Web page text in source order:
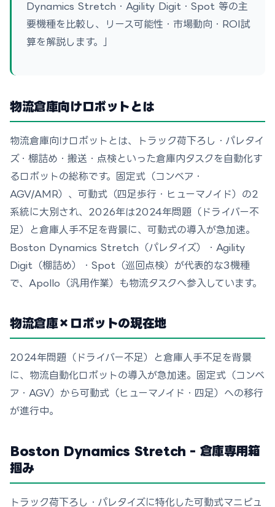
Dynamics Stretch・Agility Digit・Spot 等の主
要機種を比較し、リース可能性・市場動向・ROI試
算を解説します。」
物流倉庫向けロボットとは
物流倉庫向けロボットとは、トラック荷下ろし・パレタイ
ズ・棚詰め・搬送・点検といった倉庫内タスクを自動化す
るロボットの総称です。固定式（コンベア・
AGV/AMR）、可動式（四足歩行・ヒューマノイド）の2
系統に大別され、2026年は2024年問題（ドライバー不
足）と倉庫人手不足を背景に、可動式の導入が急加速。
Boston Dynamics Stretch（パレタイズ）・Agility
Digit（棚詰め）・Spot（巡回点検）が代表的な3機種
で、Apollo（汎用作業）も物流タスクへ参入しています。
物流倉庫×ロボットの現在地
2024年問題（ドライバー不足）と倉庫人手不足を背景
に、物流自動化ロボットの導入が急加速。固定式（コンベ
ア・AGV）から可動式（ヒューマノイド・四足）への移行
が進行中。
Boston Dynamics Stretch - 倉庫専用箱
掴み
トラック荷下ろし・パレタイズに特化した可動式マニピュ